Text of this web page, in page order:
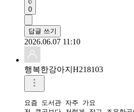
0
답글 쓰기
2026.06.07 11:10
행복한강아지H218103
요즘 도서관 자주 가요